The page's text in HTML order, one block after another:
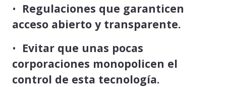
• Regulaciones que garanticen
acceso abierto y transparente.
• Evitar que unas pocas
corporaciones monopolicen el
control de esta tecnología.